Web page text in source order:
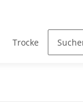
Trockenbau